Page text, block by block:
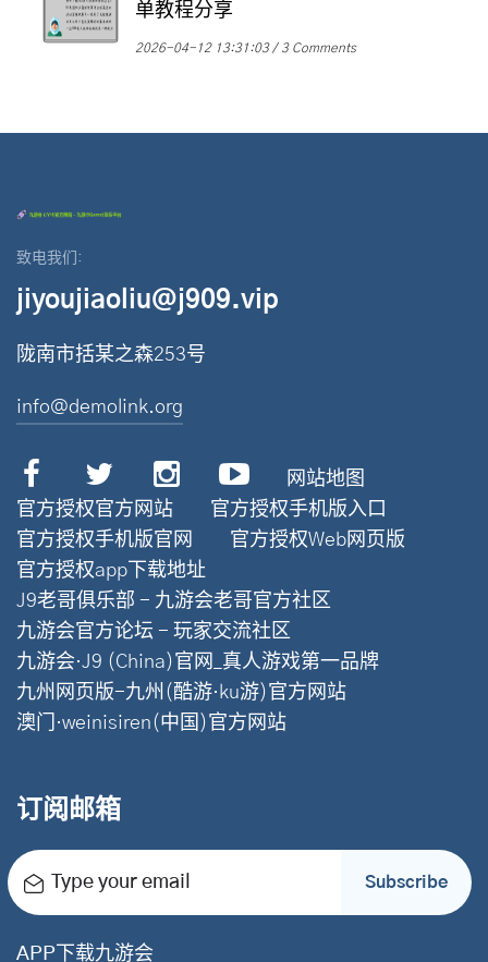
单教程分享
2026-04-12 13:31:03 3 Comments
致电我们:
jiyoujiaoliu@j909.vip
陇南市括某之森253号
info@demolink.org
网站地图
官方授权官方网站
官方授权手机版入口
官方授权手机版官网
官方授权Web网页版
官方授权app下载地址
J9老哥俱乐部 - 九游会老哥官方社区
九游会官方论坛 - 玩家交流社区
九游会·J9 (China)官网_真人游戏第一品牌
九州网页版-九州(酷游·ku游)官方网站
澳门·weinisiren(中国)官方网站
订阅邮箱
Type your email Subscribe
APP下载九游会